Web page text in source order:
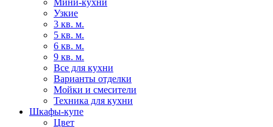
Мини-кухни
Узкие
3 кв. м.
5 кв. м.
6 кв. м.
9 кв. м.
Все для кухни
Варианты отделки
Мойки и смесители
Техника для кухни
Шкафы-купе
Цвет